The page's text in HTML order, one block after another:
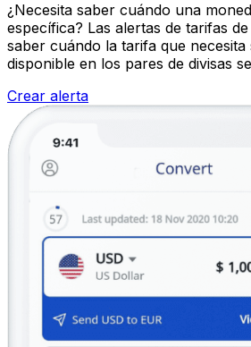
¿Necesita saber cuándo una
específica? Las alertas de tarifas
saber cuándo la tarifa que
disponible en los pares de divisas
Crear alerta